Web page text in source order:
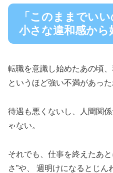
「このままでい
小さな違和感から
転職を意識し始めたあの頃
というほど強い不満があっ
待遇も悪くないし、人間関
ゃない。
それでも、仕事を終えたあ
さ”や、 週明けになるとじん